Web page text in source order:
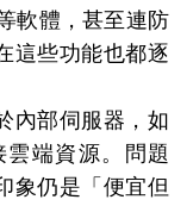
軟體，甚至連防
這些功能也都逐
內部伺服器，如
端資源。問題
象仍是「便宜但